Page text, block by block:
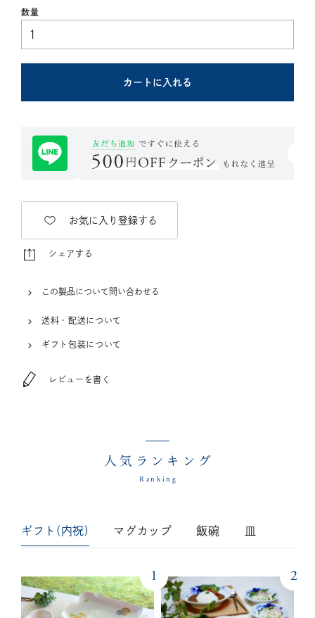
カートに入れる
お気に入り登録する
シェアする
この製品について問い合わせる
送料・配送について
ギフト包装について
レビューを書く
人気ランキング
Ranking
ギフト(内祝) マグカップ 飯碗 皿
1 2